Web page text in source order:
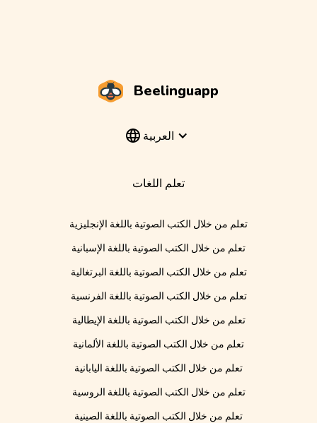
Beelinguapp
العربية
تعلم اللغات
تعلم من خلال الكتب الصوتية باللغة الإنجليزية
تعلم من خلال الكتب الصوتية باللغة الإسبانية
تعلم من خلال الكتب الصوتية باللغة البرتغالية
تعلم من خلال الكتب الصوتية باللغة الفرنسية
تعلم من خلال الكتب الصوتية باللغة الإيطالية
تعلم من خلال الكتب الصوتية باللغة الألمانية
تعلم من خلال الكتب الصوتية باللغة اليابانية
تعلم من خلال الكتب الصوتية باللغة الروسية
تعلم من خلال الكتب الصوتية باللغة الصينية